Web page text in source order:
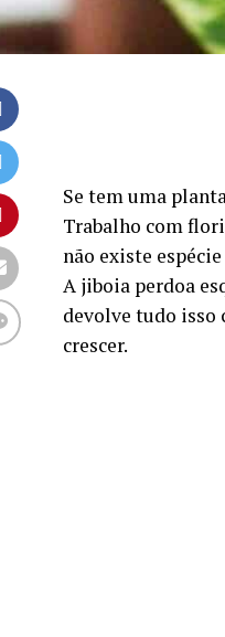
Se tem uma
Trabalho com
não existe
A jiboia perdoa
devolve tudo isso
crescer.